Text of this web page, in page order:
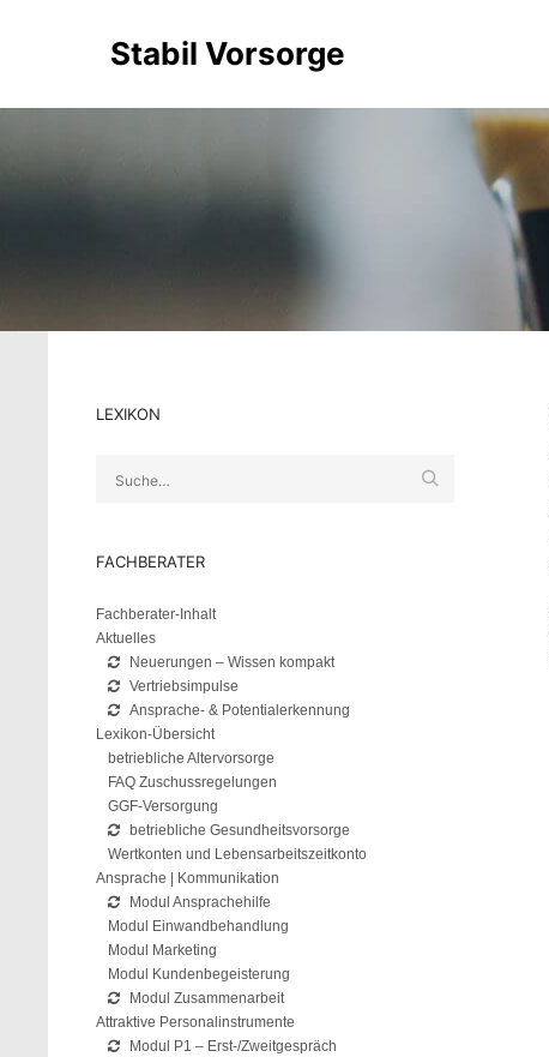
Stabil Vorsorge
LEXIKON
FACHBERATER
Fachberater-Inhalt
Aktuelles
Neuerungen – Wissen kompakt
Vertriebsimpulse
Ansprache- & Potentialerkennung
Lexikon-Übersicht
betriebliche Altervorsorge
FAQ Zuschussregelungen
GGF-Versorgung
betriebliche Gesundheitsvorsorge
Wertkonten und Lebensarbeitszeitkonto
Ansprache | Kommunikation
Modul Ansprachehilfe
Modul Einwandbehandlung
Modul Marketing
Modul Kundenbegeisterung
Modul Zusammenarbeit
Attraktive Personalinstrumente
Modul P1 – Erst-/Zweitgespräch